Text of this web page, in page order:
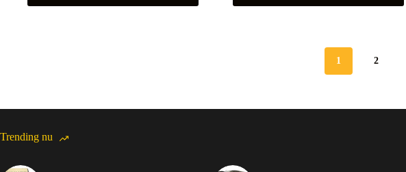
1 2
Trending nu